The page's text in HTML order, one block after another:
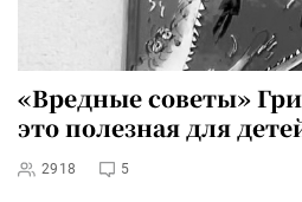
«Вредные советы»
это полезная для
2918 5